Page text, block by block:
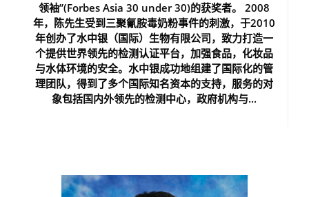
领袖”(Forbes Asia 30 under 30)的获奖者。 2008
年，陈先生受到三聚氰胺毒奶粉事件的刺激，于2010
年创办了水中银（国际）生物有限公司，致力打造一
个提供世界领先的检测认证平台，加强食品，化妆品
与水体环境的安全。水中银成功地组建了国际化的管
理团队，得到了多个国际知名资本的支持，服务的对
象包括国内外领先的检测中心，政府机构与...